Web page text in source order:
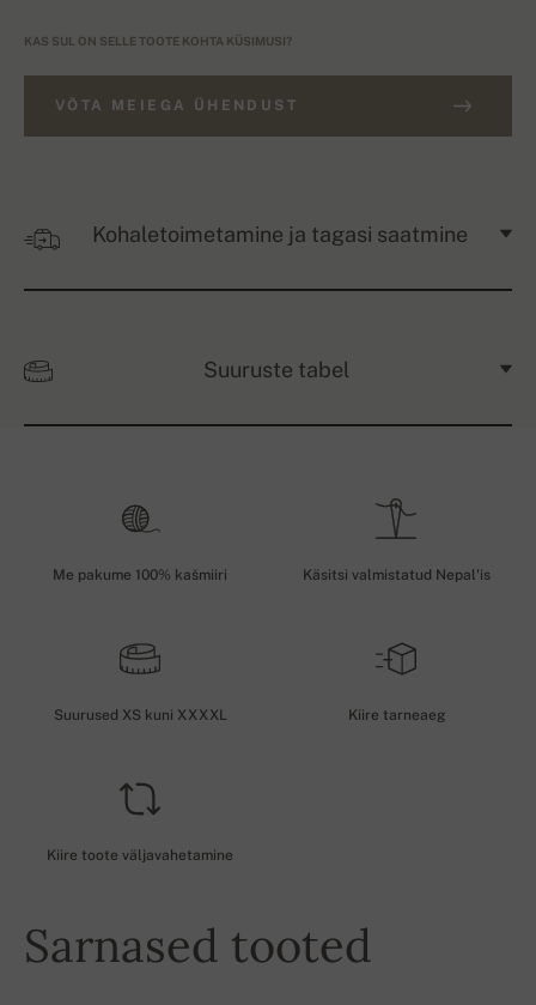
KAS SUL ON SELLE TOOTE KOHTA KÜSIMUSI?
VÕTA MEIEGA ÜHENDUST
Kohaletoimetamine ja tagasi saatmine
Suuruste tabel
Me pakume 100% kašmiiri Käsitsi valmistatud Nepal'is
Suurused XS kuni XXXXL Kiire tarneaeg
Kiire toote väljavahetamine
Sarnased tooted